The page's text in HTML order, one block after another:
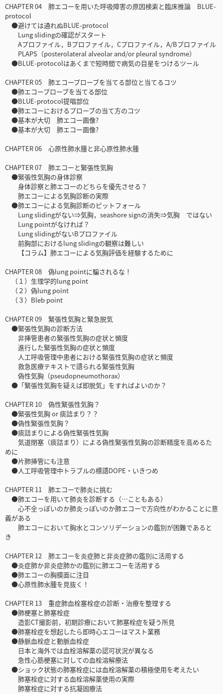
CHAPTER 04 肺エコーを用いた呼吸障害の原因検索と臨床推論 BLUE-
protocol
●避けては通れぬBLUE-protocol
Lung slidingの確認がスタート
Aプロファイル，Bプロファイル，Cプロファイル，A/Bプロファイル
PLAPS（posterolateral alveolar and/or pleural syndrome）
●BLUE-protocolはあくまで短時間で病気の目星をつけるツール
CHAPTER 05 肺エコープローブを当てる部位と当てるコツ
●肺エコープローブを当てる部位
●BLUE-protocol提唱部位
●肺エコーにおけるプローブの当て方のコツ
●基本が大切 肺エコー画像?
●基本が大切 肺エコー画像?
CHAPTER 06 心原性肺水腫と非心原性肺水腫
CHAPTER 07 肺エコーと緊張性気胸
●緊張性気胸の身体診察
身体診察と肺エコーのどちらを優先させる？
肺エコーによる気胸診断の実際
●肺エコーによる気胸診断のピットフォール
Lung slidingがない⇒気胸，seashore signの消失⇒気胸 ではない
Lung pointがなければ？
Lung slidingがないBプロファイル
前胸部におけるlung slidingの観察は難しい
【コラム】肺エコーによる気胸評価を経験するために
CHAPTER 08 偽lung pointに騙されるな！
（１）生理学的lung point
（２）偽lung point
（３）Bleb point
CHAPTER 09 緊張性気胸と緊急脱気
●緊張性気胸の診断方法
非挿管患者の緊張性気胸の症状と頻度
進行した緊張性気胸の症状と頻度
人工呼吸管理中患者における緊張性気胸の症状と頻度
救急医療テキストで語られる緊張性気胸
偽性気胸（pseudopneumothorax）
●「緊張性気胸を疑えば即脱気」をすればよいのか？
CHAPTER 10 偽性緊張性気胸？
●緊張性気胸 or 痰詰まり？？
●偽性緊張性気胸？
●痰詰まりによる偽性緊張性気胸
気道閉塞（痰詰まり）による偽性緊張性気胸の診断精度を高めるた
めに
●片肺挿管にも注意
●人工呼吸管理中トラブルの標語DOPE・いきつめ
CHAPTER 11 肺エコーで肺炎に挑む
●肺エコーを用いて肺炎を診断する（…こともある）
心不全っぽいのか肺炎っぽいのか肺エコーで方向性がわかることに意
義がある
肺エコーにおいて胸水とコンソリデーションの鑑別が困難であると
き
CHAPTER 12 肺エコーを炎症肺と非炎症肺の鑑別に活用する
●炎症肺か非炎症肺かの鑑別に肺エコーを活用する
●肺エコーの胸膜面に注目
●心原性肺水腫を見抜く！
CHAPTER 13 重症肺血栓塞栓症の診断・治療を整理する
●肺梗塞と肺塞栓症
造影CT撮影前，初期診療において肺塞栓症を疑う所見
●肺塞栓症を想起したら即時心エコーはマスト業務
●静脈血栓症と動脈血栓症
日本と海外では血栓溶解薬の認可状況が異なる
急性心筋梗塞に対しての血栓溶解療法
●ショック状態の肺塞栓症には血栓溶解薬の積極使用を考えたい
肺塞栓症に対する血栓溶解薬使用の実際
肺塞栓症に対する抗凝固療法